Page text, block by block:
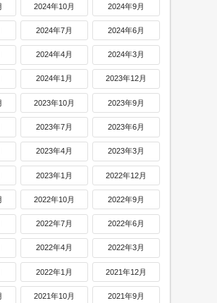
2024年10月 2024年9月
2024年7月 2024年6月
2024年4月 2024年3月
2024年1月 2023年12月
2023年10月 2023年9月
2023年7月 2023年6月
2023年4月 2023年3月
2023年1月 2022年12月
2022年10月 2022年9月
2022年7月 2022年6月
2022年4月 2022年3月
2022年1月 2021年12月
2021年10月 2021年9月